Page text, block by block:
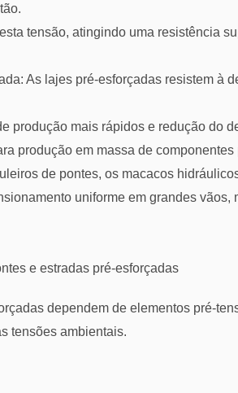
tensão, atingindo uma resistência
As lajes pré-esforçadas resistem à
produção mais rápidos e redução do
produção em massa de componentes
de pontes, os macacos
uniforme em grandes
e estradas pré-esforçadas
dependem de elementos pré-
tensões ambientais.